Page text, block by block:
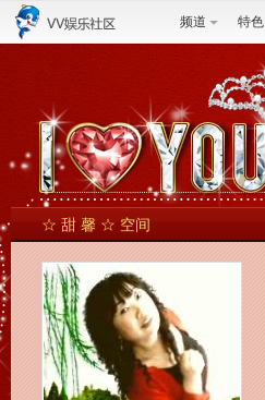
频道 特色
☆ 甜 馨 ☆ 空间